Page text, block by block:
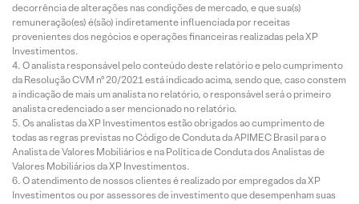
decorrência de alterações nas condições de mercado, e que sua(s)
remuneração(es) é(são) indiretamente influenciada por receitas
provenientes dos negócios e operações financeiras realizadas pela XP
Investimentos.
O analista responsável pelo conteúdo deste relatório e pelo cumprimento
da Resolução CVM nº 20/2021 está indicado acima, sendo que, caso constem
a indicação de mais um analista no relatório, o responsável será o primeiro
analista credenciado a ser mencionado no relatório.
Os analistas da XP Investimentos estão obrigados ao cumprimento de
todas as regras previstas no Código de Conduta da APIMEC Brasil para o
Analista de Valores Mobiliários e na Política de Conduta dos Analistas de
Valores Mobiliários da XP Investimentos.
O atendimento de nossos clientes é realizado por empregados da XP
Investimentos ou por assessores de investimento que desempenham suas